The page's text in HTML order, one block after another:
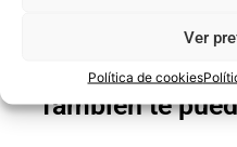
Ver
Política de cookies
También te